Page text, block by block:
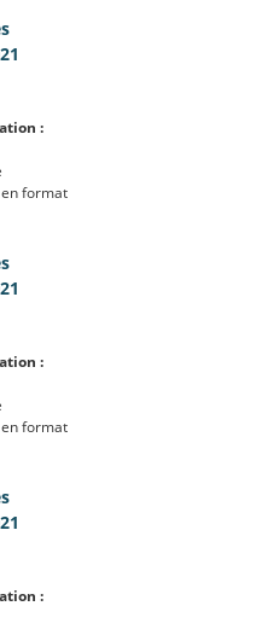
:
format
:
format
: